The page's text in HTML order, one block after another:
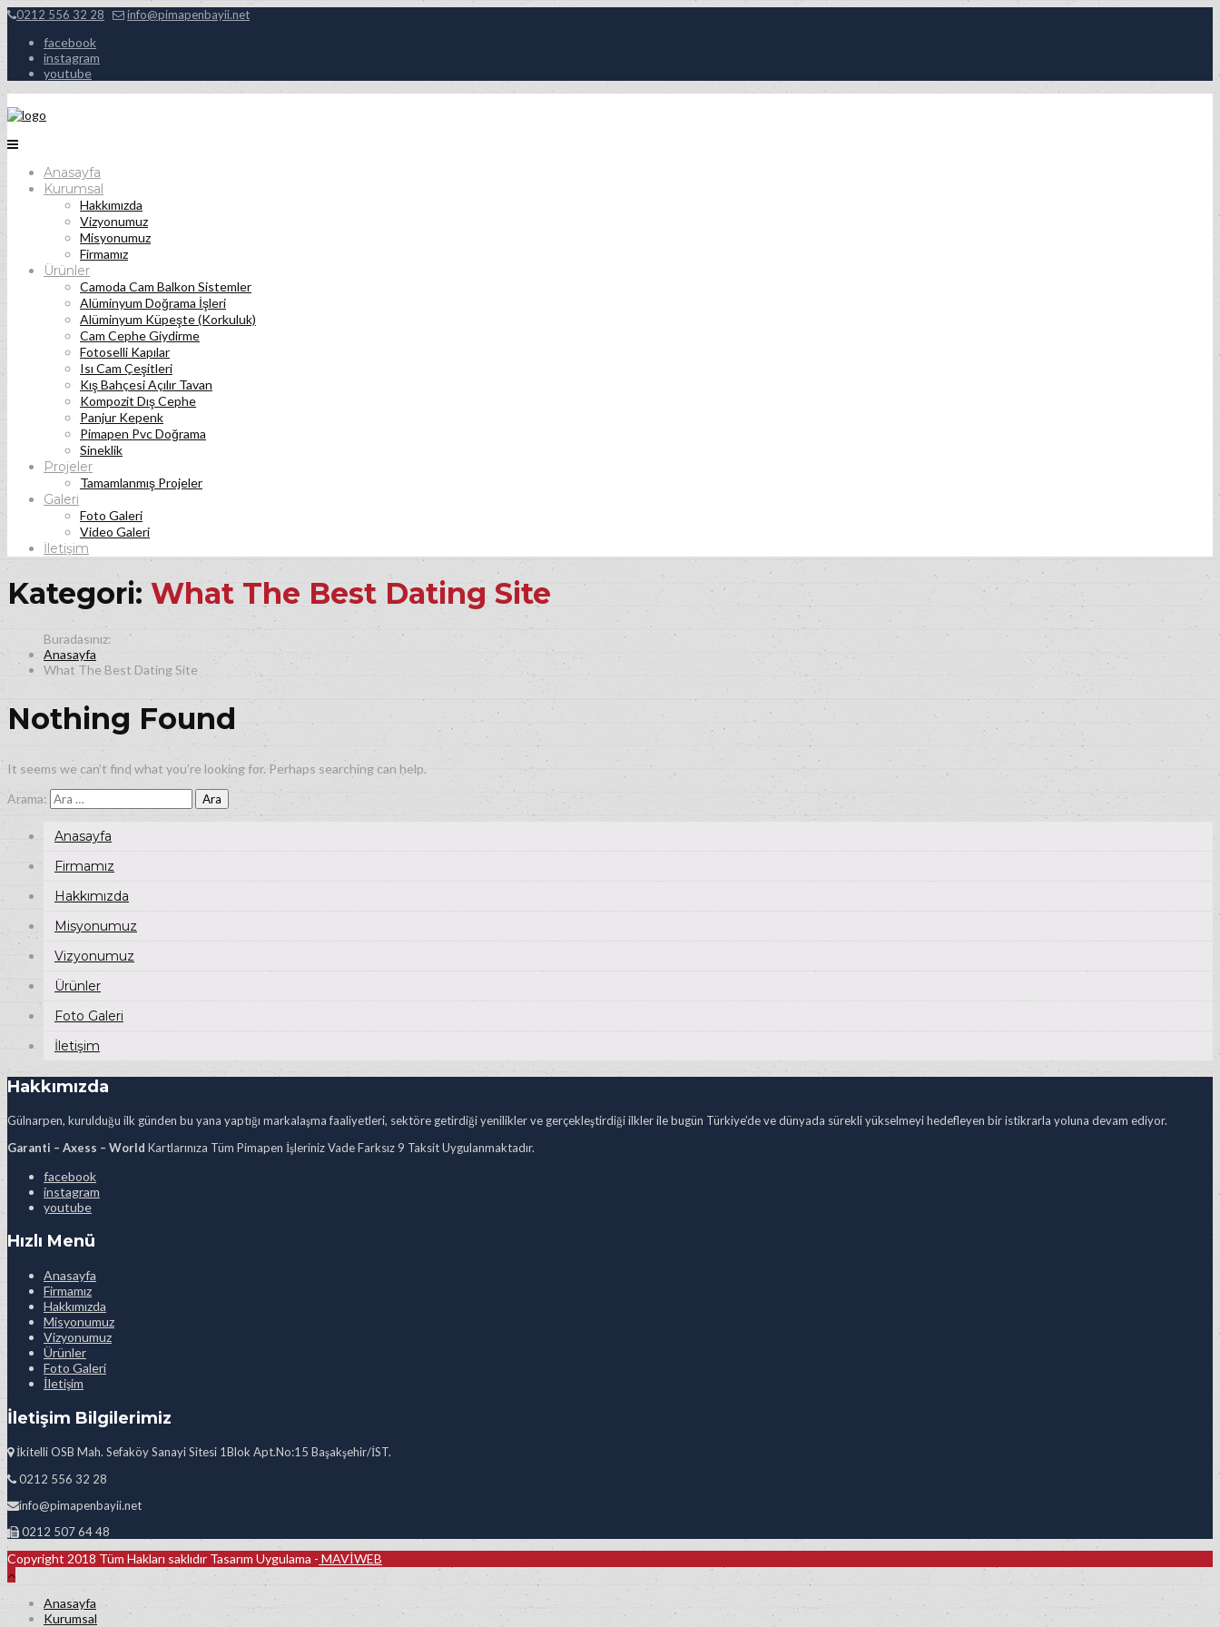
0212 556 32 28 info@pimapenbayii.net
facebook
instagram
youtube
Anasayfa
Kurumsal
Hakkımızda
Vizyonumuz
Misyonumuz
Firmamız
Ürünler
Camoda Cam Balkon Sistemler
Alüminyum Doğrama İşleri
Alüminyum Küpeşte (Korkuluk)
Cam Cephe Giydirme
Fotoselli Kapılar
Isı Cam Çeşitleri
Kış Bahçesi Açılır Tavan
Kompozit Dış Cephe
Panjur Kepenk
Pimapen Pvc Doğrama
Sineklik
Projeler
Tamamlanmış Projeler
Galeri
Foto Galeri
Video Galeri
İletişim
Kategori: What The Best Dating Site
Anasayfa
What The Best Dating Site
Nothing Found
It seems we can’t find what you’re looking for. Perhaps searching can help.
Arama:
Anasayfa
Firmamız
Hakkımızda
Misyonumuz
Vizyonumuz
Ürünler
Foto Galeri
İletişim
Hakkımızda
Gülnarpen, kurulduğu ilk günden bu yana yaptığı markalaşma faaliyetleri, sektöre getirdiği yenilikler ve gerçekleştirdiği ilkler ile bugün Türkiye’de ve dünyada sürekli yükselmeyi hedefleyen bir istikrarla yoluna devam ediyor.
Garanti – Axess – World Kartlarınıza Tüm Pimapen İşleriniz Vade Farksız 9 Taksit Uygulanmaktadır.
facebook
instagram
youtube
Hızlı Menü
Anasayfa
Firmamız
Hakkımızda
Misyonumuz
Vizyonumuz
Ürünler
Foto Galeri
İletişim
İletişim Bilgilerimiz
İkitelli OSB Mah. Sefaköy Sanayi Sitesi 1Blok Apt.No:15 Başakşehir/İST.
0212 556 32 28
info@pimapenbayii.net
0212 507 64 48
Copyright 2018 Tüm Hakları saklıdır Tasarım Uygulama - MAVİWEB
Anasayfa
Kurumsal